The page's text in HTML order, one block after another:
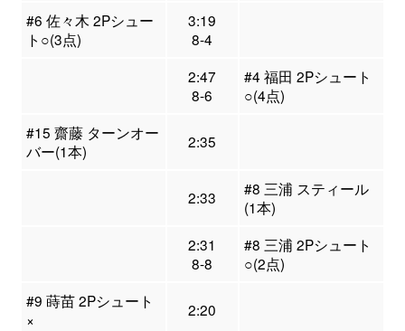
#6 佐々木 2Pシュー
ト○(3点)
3:19
8-4
2:47
8-6
#4 福田 2Pシュート
○(4点)
#15 齋藤 ターンオー
バー(1本)
2:35
2:33
#8 三浦 スティール
(1本)
2:31
8-8
#8 三浦 2Pシュート
○(2点)
#9 蒔苗 2Pシュート
×
2:20